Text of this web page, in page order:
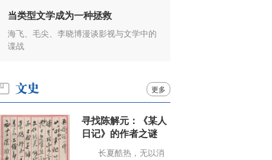
当类型文学成为一种拯救
海飞、毛尖、李晓博漫谈影视与文学中的
谍战
更多
寻找陈解元：《某人
日记》的作者之谜
长夏酷热，无以消